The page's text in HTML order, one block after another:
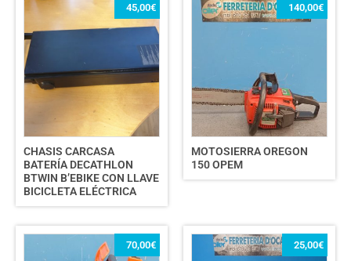
CHASIS CARCASA
BATERÍA DECATHLON
BTWIN B’EBIKE CON LLAVE
BICICLETA ELÉCTRICA
45,00€
MOTOSIERRA OREGON
150 OPEM
140,00€
70,00€ 25,00€